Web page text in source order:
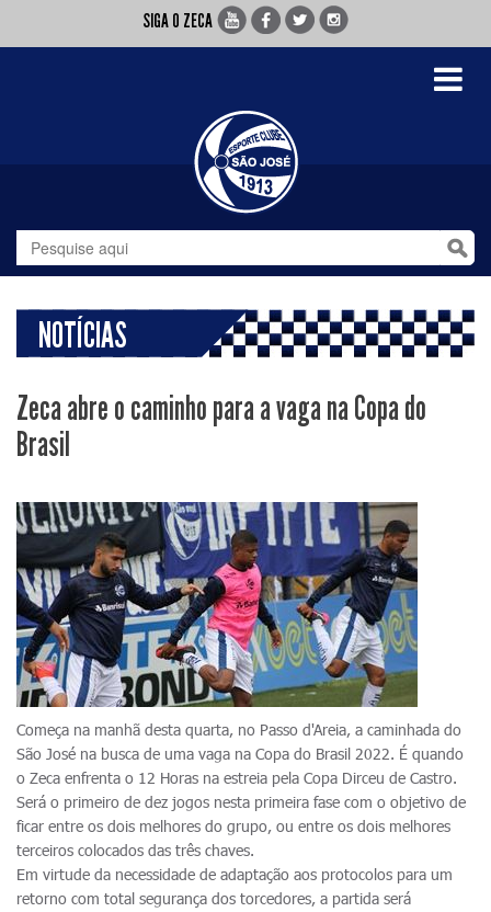
SIGA O ZECA
Toggle
NOTÍCIAS
Zeca abre o caminho para a vaga na Copa do
Brasil
Começa na manhã desta quarta, no Passo d'Areia, a caminhada do
São José na busca de uma vaga na Copa do Brasil 2022. É quando
o Zeca enfrenta o 12 Horas na estreia pela Copa Dirceu de Castro.
Será o primeiro de dez jogos nesta primeira fase com o objetivo de
ficar entre os dois melhores do grupo, ou entre os dois melhores
terceiros colocados das três chaves.
Em virtude da necessidade de adaptação aos protocolos para um
retorno com total segurança dos torcedores, a partida será